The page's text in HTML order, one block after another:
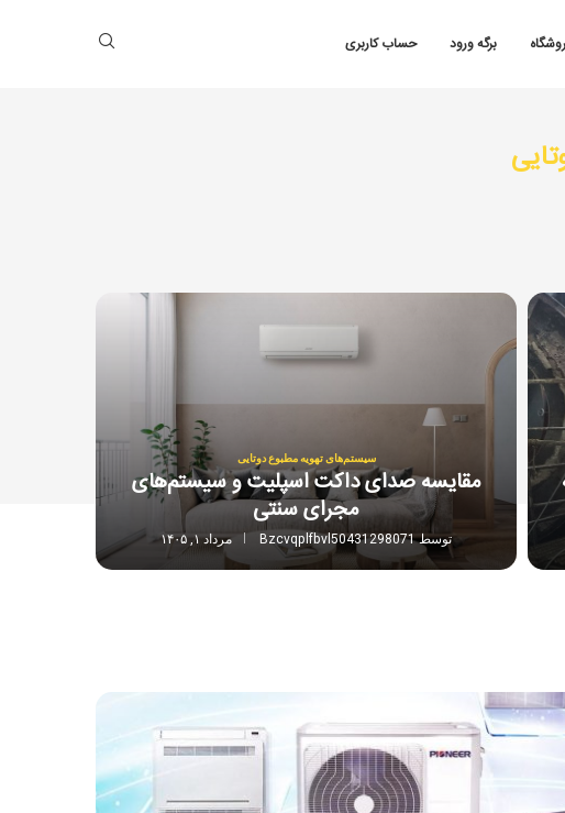
برگه ورود حساب کاربری
سیستم‌های تهویه مطبوع دوتایی
مقایسه صدای داکت اسپلیت و سیستم‌های
مجرای سنتی
توسطBzcvqplfbvl50431298071 مرداد ۱, ۱۴۰۵